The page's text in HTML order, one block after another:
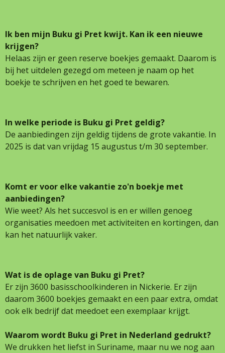
Ik ben mijn Buku gi Pret kwijt. Kan ik een nieuwe
krijgen?
Helaas zijn er geen reserve boekjes gemaakt. Daarom is
bij het uitdelen gezegd om meteen je naam op het
boekje te schrijven en het goed te bewaren.
In welke periode is Buku gi Pret geldig?
De aanbiedingen zijn geldig tijdens de grote vakantie. In
2025 is dat van vrijdag 15 augustus t/m 30 september.
Komt er voor elke vakantie zo'n boekje met
aanbiedingen?
Wie weet? Als het succesvol is en er willen genoeg
organisaties meedoen met activiteiten en kortingen, dan
kan het natuurlijk vaker.
Wat is de oplage van Buku gi Pret?
Er zijn 3600 basisschoolkinderen in Nickerie. Er zijn
daarom 3600 boekjes gemaakt en een paar extra, omdat
ook elk bedrijf dat meedoet een exemplaar krijgt.
Waarom wordt Buku gi Pret in Nederland gedrukt?
We drukken het liefst in Suriname, maar nu we nog aan